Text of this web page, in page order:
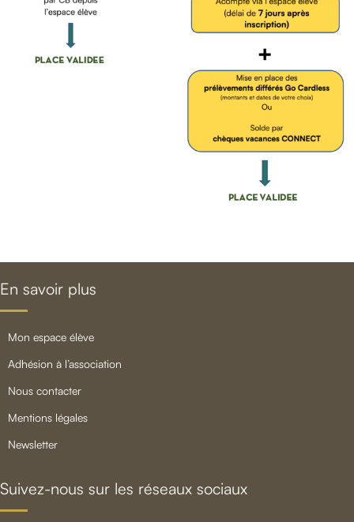
En savoir plus
mon espace élève
adhésion à l’association
nous contacter
mentions légales
newsletter
Suivez-nous sur les réseaux sociaux